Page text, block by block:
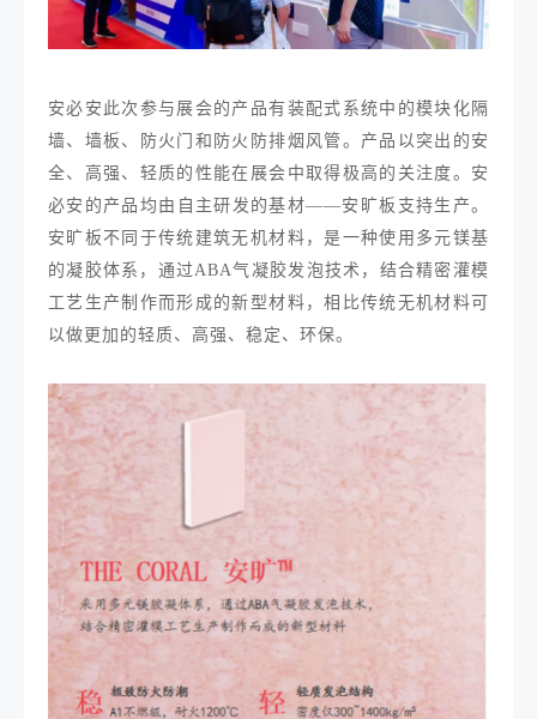
安必安此次参与展会的产品有装配式系统中的模块化隔
墙、墙板、防火门和防火防排烟风管。产品以突出的安
全、高强、轻质的性能在展会中取得极高的关注度。安
必安的产品均由自主研发的基材——安旷板支持生产。
安旷板不同于传统建筑无机材料，是一种使用多元镁基
的凝胶体系，通过ABA气凝胶发泡技术，结合精密灌模
工艺生产制作而形成的新型材料，相比传统无机材料可
以做更加的轻质、高强、稳定、环保。